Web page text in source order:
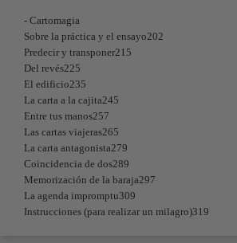
- Cartomagia
Sobre la práctica y el ensayo202
Predecir y transponer215
Del revés225
El edificio235
La carta a la cajita245
Entre tus manos257
Las cartas viajeras265
La carta antagonista279
Coincidencia de dos289
Memorización de la baraja297
La agenda impromptu309
Instrucciones (para realizar un milagro)319